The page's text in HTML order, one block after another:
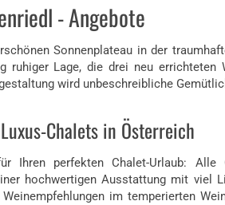
12 km Shuttle-Service 0.5 km
- Angebote
Sonnenplateau in der
ruhiger Lage, die drei neu errichteten
wird unbeschreibliche
Chalets in Österreich
Ihren perfekten Chalet-Urlaub:
hochwertigen Ausstattung mit viel
im temperierten